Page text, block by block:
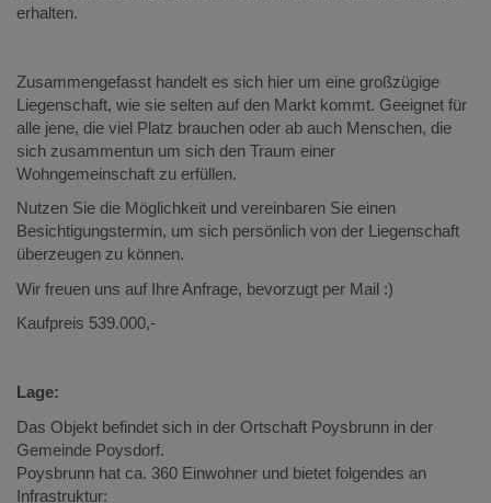
erhalten.
Zusammengefasst handelt es sich hier um eine großzügige
Liegenschaft, wie sie selten auf den Markt kommt. Geeignet für
alle jene, die viel Platz brauchen oder ab auch Menschen, die
sich zusammentun um sich den Traum einer
Wohngemeinschaft zu erfüllen.
Nutzen Sie die Möglichkeit und vereinbaren Sie einen
Besichtigungstermin, um sich persönlich von der Liegenschaft
überzeugen zu können.
Wir freuen uns auf Ihre Anfrage, bevorzugt per Mail :)
Kaufpreis 539.000,-
Lage:
Das Objekt befindet sich in der Ortschaft Poysbrunn in der
Gemeinde Poysdorf.
Poysbrunn hat ca. 360 Einwohner und bietet folgendes an
Infrastruktur: